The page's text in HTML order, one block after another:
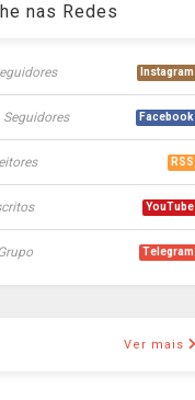
nas Redes
Instagram
Seguidores Facebook
RSS
YouTube
Telegram
Ver mais